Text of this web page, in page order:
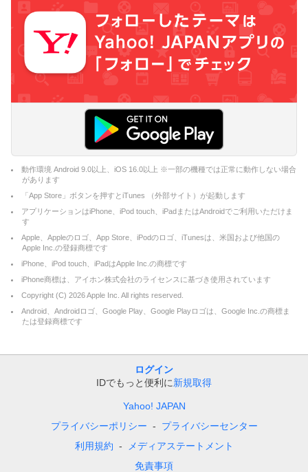
動作環境 Android 9.0以上、iOS 16.0以上 ※一部の機種では正常に動作しない場合
があります
「App Store」ボタンを押すとiTunes （外部サイト）が起動します
アプリケーションはiPhone、iPod touch、iPadまたはAndroidでご利用いただけま
す
Apple、Appleのロゴ、App Store、iPodのロゴ、iTunesは、米国および他国の
Apple Inc.の登録商標です
iPhone、iPod touch、iPadはApple Inc.の商標です
iPhone商標は、アイホン株式会社のライセンスに基づき使用されています
Copyright (C) 2026Apple Inc. All rights reserved.
Android、Androidロゴ、Google Play、Google Playロゴは、Google Inc.の商標ま
たは登録商標です
ログイン
IDでもっと便利に新規取得
Yahoo! JAPAN
プライバシーポリシー
プライバシーセンター
利用規約
メディアステートメント
免責事項